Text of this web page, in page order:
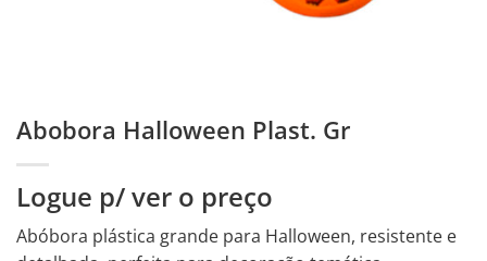
Abobora Halloween Plast. Gr
Logue p/ ver o preço
Abóbora plástica grande para Halloween, resistente e